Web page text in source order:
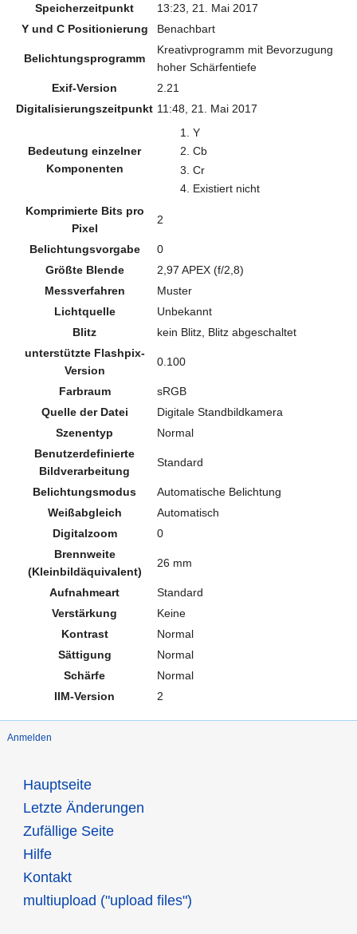
Speicherzeitpunkt
13:23, 21. Mai 2017
Y und C Positionierung
Benachbart
Belichtungsprogramm
Kreativprogramm mit Bevorzugung
hoher Schärfentiefe
Exif-Version
2.21
Digitalisierungszeitpunkt 11:48, 21. Mai 2017
Bedeutung einzelner
Komponenten
Y
Cb
Cr
Existiert nicht
Komprimierte Bits pro
Pixel
2
Belichtungsvorgabe
0
Größte Blende
2,97 APEX (f/2,8)
Messverfahren
Muster
Lichtquelle
Unbekannt
Blitz
kein Blitz, Blitz abgeschaltet
unterstützte Flashpix-
Version
0.100
Farbraum
sRGB
Quelle der Datei
Digitale Standbildkamera
Szenentyp
Normal
Benutzerdefinierte
Bildverarbeitung
Standard
Belichtungsmodus
Automatische Belichtung
Weißabgleich
Automatisch
Digitalzoom
0
Brennweite
(Kleinbildäquivalent)
26 mm
Aufnahmeart
Standard
Verstärkung
Keine
Kontrast
Normal
Sättigung
Normal
Schärfe
Normal
IIM-Version
2
Anmelden
Hauptseite
Letzte Änderungen
Zufällige Seite
Hilfe
Kontakt
multiupload ("upload files")